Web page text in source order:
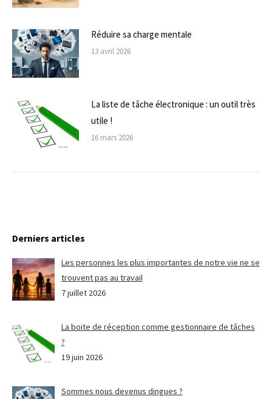
Réduire sa charge mentale
13 avril 2026
La liste de tâche électronique : un outil très
utile !
16 mars 2026
Derniers articles
Les personnes les plus importantes de notre vie ne se
trouvent pas au travail
7 juillet 2026
La boite de réception comme gestionnaire de tâches
?
19 juin 2026
Sommes nous devenus dingues ?